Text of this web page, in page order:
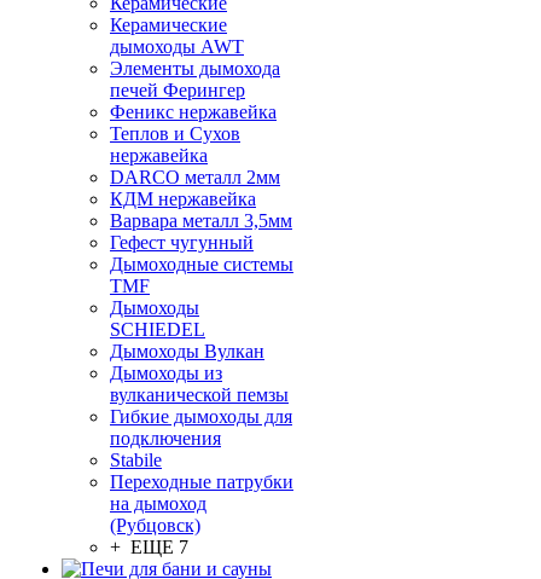
Керамические
дымоходы AWT
Элементы дымохода
печей Ферингер
Феникс нержавейка
Теплов и Сухов
нержавейка
DARCO металл 2мм
КДМ нержавейка
Варвара металл 3,5мм
Гефест чугунный
Дымоходные системы
TMF
Дымоходы
SCHIEDEL
Дымоходы Вулкан
Дымоходы из
вулканической пемзы
Гибкие дымоходы для
подключения
Stabile
Переходные патрубки
на дымоход
(Рубцовск)
+ ЕЩЕ 7